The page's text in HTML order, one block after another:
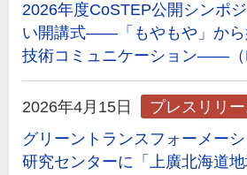
2026年度CoSTEP公開シンポ
い開講式――「もやもや」から
技術コミュニケーション――（
2026年4月15日
プレスリリー
グリーントランスフォーメー
研究センターに「上廣北海道